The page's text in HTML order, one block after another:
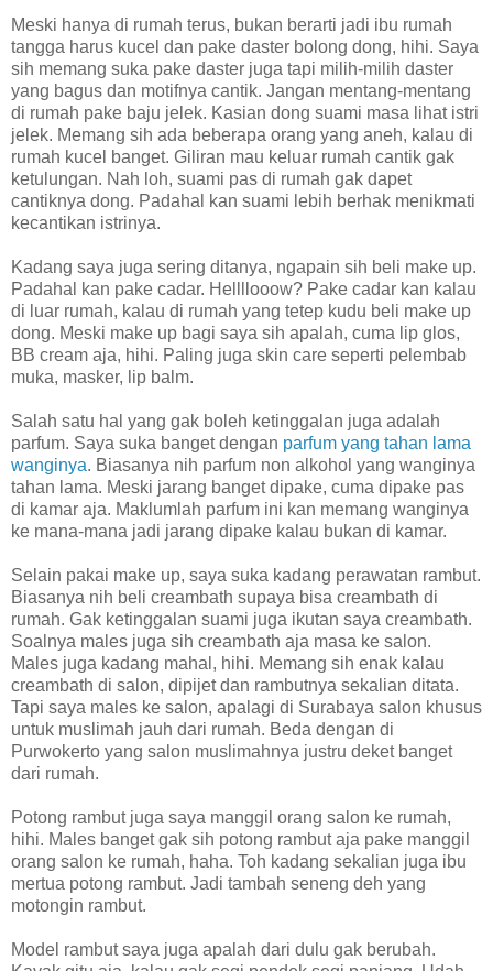
Meski hanya di rumah terus, bukan berarti jadi ibu rumah
tangga harus kucel dan pake daster bolong dong, hihi. Saya
sih memang suka pake daster juga tapi milih-milih daster
yang bagus dan motifnya cantik. Jangan mentang-mentang
di rumah pake baju jelek. Kasian dong suami masa lihat istri
jelek. Memang sih ada beberapa orang yang aneh, kalau di
rumah kucel banget. Giliran mau keluar rumah cantik gak
ketulungan. Nah loh, suami pas di rumah gak dapet
cantiknya dong. Padahal kan suami lebih berhak menikmati
kecantikan istrinya.
Kadang saya juga sering ditanya, ngapain sih beli make up.
Padahal kan pake cadar. Hellllooow? Pake cadar kan kalau
di luar rumah, kalau di rumah yang tetep kudu beli make up
dong. Meski make up bagi saya sih apalah, cuma lip glos,
BB cream aja, hihi. Paling juga skin care seperti pelembab
muka, masker, lip balm.
Salah satu hal yang gak boleh ketinggalan juga adalah
parfum. Saya suka banget dengan parfum yang tahan lama
wanginya. Biasanya nih parfum non alkohol yang wanginya
tahan lama. Meski jarang banget dipake, cuma dipake pas
di kamar aja. Maklumlah parfum ini kan memang wanginya
ke mana-mana jadi jarang dipake kalau bukan di kamar.
Selain pakai make up, saya suka kadang perawatan rambut.
Biasanya nih beli creambath supaya bisa creambath di
rumah. Gak ketinggalan suami juga ikutan saya creambath.
Soalnya males juga sih creambath aja masa ke salon.
Males juga kadang mahal, hihi. Memang sih enak kalau
creambath di salon, dipijet dan rambutnya sekalian ditata.
Tapi saya males ke salon, apalagi di Surabaya salon khusus
untuk muslimah jauh dari rumah. Beda dengan di
Purwokerto yang salon muslimahnya justru deket banget
dari rumah.
Potong rambut juga saya manggil orang salon ke rumah,
hihi. Males banget gak sih potong rambut aja pake manggil
orang salon ke rumah, haha. Toh kadang sekalian juga ibu
mertua potong rambut. Jadi tambah seneng deh yang
motongin rambut.
Model rambut saya juga apalah dari dulu gak berubah.